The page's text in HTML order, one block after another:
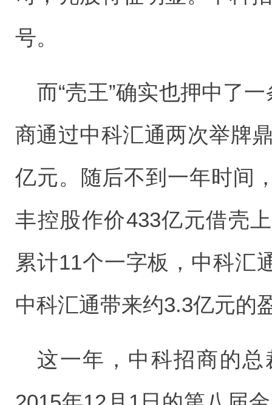
号。
而“壳王”确实也押中了
商通过中科汇通两次举牌
亿元。随后不到一年时间
丰控股作价433亿元借壳
累计11个一字板，中科汇
中科汇通带来约3.3亿元的
这一年，中科招商的